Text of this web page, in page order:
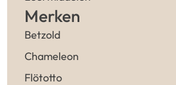
Merken
Betzold
Chameleon
Flötotto